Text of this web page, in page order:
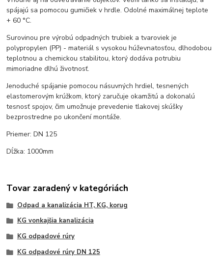
spájajú sa pomocou gumičiek v hrdle. Odolné maximálnej teplote
+ 60 °C.
Surovinou pre výrobú odpadných trubiek a tvaroviek je
polypropylen (PP) - materiál s vysokou húževnatosťou, dlhodobou
teplotnou a chemickou stabilitou, ktorý dodáva potrubiu
mimoriadne dlhú životnosť.
Jenoduché spájanie pomocou násuvných hrdiel, tesnených
elastomerovým krúžkom, ktorý zaručuje okamžitú a dokonalú
tesnosť spojov, čim umožnuje prevedenie tlakovej skúšky
bezprostredne po ukončení montáže.
Priemer: DN 125
Dĺžka: 1000mm
Tovar zaradený v kategóriách
Odpad a kanalizácia HT, KG, korug
KG vonkajšia kanalizácia
KG odpadové rúry
KG odpadové rúry DN 125